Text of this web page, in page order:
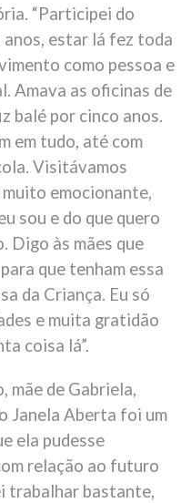
“Participei do
estar lá fez toda
como pessoa e
Amava as oficinas de
balé por cinco anos.
em tudo, até com
Visitávamos
emocionante,
sou e do que quero
Digo às mães que
que tenham essa
da Criança. Eu só
e muita gratidão
coisa lá”.
mãe de Gabriela,
Janela Aberta foi um
ela pudesse
relação ao futuro
trabalhar bastante,